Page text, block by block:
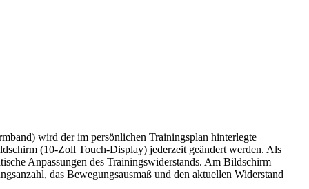
wird der im persönlichen Trainingsplan hinterlegte
(10-Zoll Touch-Display) jederzeit geändert werden. Als
Anpassungen des Trainingswiderstands. Am Bildschirm
das Bewegungsausmaß und den aktuellen Widerstand